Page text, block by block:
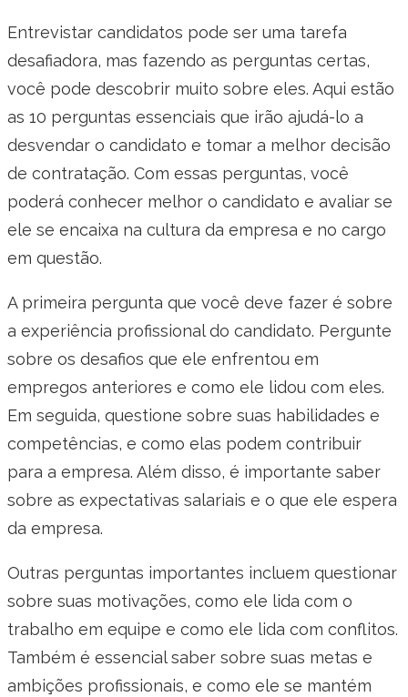
Entrevistar candidatos pode ser uma tarefa
desafiadora, mas fazendo as perguntas certas,
você pode descobrir muito sobre eles. Aqui estão
as 10 perguntas essenciais que irão ajudá-lo a
desvendar o candidato e tomar a melhor decisão
de contratação. Com essas perguntas, você
poderá conhecer melhor o candidato e avaliar se
ele se encaixa na cultura da empresa e no cargo
em questão.
A primeira pergunta que você deve fazer é sobre
a experiência profissional do candidato. Pergunte
sobre os desafios que ele enfrentou em
empregos anteriores e como ele lidou com eles.
Em seguida, questione sobre suas habilidades e
competências, e como elas podem contribuir
para a empresa. Além disso, é importante saber
sobre as expectativas salariais e o que ele espera
da empresa.
Outras perguntas importantes incluem questionar
sobre suas motivações, como ele lida com o
trabalho em equipe e como ele lida com conflitos.
Também é essencial saber sobre suas metas e
ambições profissionais, e como ele se mantém